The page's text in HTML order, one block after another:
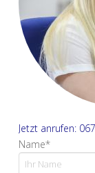
Jetzt anrufen:
Name*